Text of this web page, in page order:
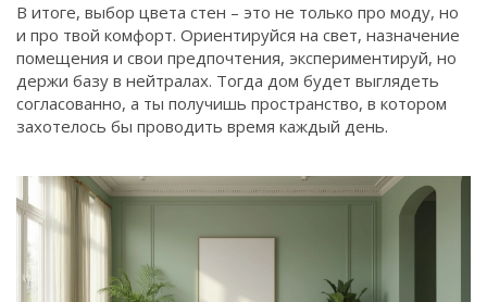
В итоге, выбор цвета стен – это не только про моду, но
и про твой комфорт. Ориентируйся на свет, назначение
помещения и свои предпочтения, экспериментируй, но
держи базу в нейтралах. Тогда дом будет выглядеть
согласованно, а ты получишь пространство, в котором
захотелось бы проводить время каждый день.